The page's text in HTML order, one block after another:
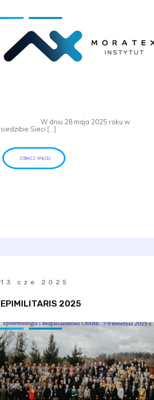
W dniu 28 maja 2025 roku w
siedzibie Sieci […]
ZOBACZ WIĘCEJ
13 cze 2025
EPIMILITARIS 2025